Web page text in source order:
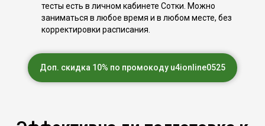
тесты есть в личном кабинете Сотки. Можно
заниматься в любое время и в любом месте, без
корректировки расписания.
Доп. скидка 10% по промокоду u4ionline0525